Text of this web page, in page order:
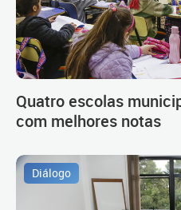
Quatro escolas
com melhores notas
Diálogo